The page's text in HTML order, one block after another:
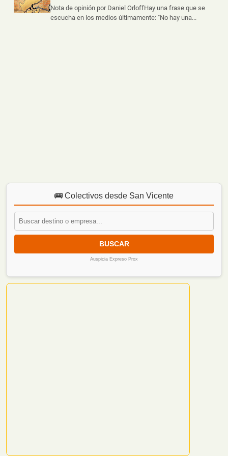
Nota de opinión por Daniel OrloffHay una frase que se
escucha en los medios últimamente: "No hay una...
🚌 Colectivos desde San Vicente
BUSCAR
Auspicia Expreso Prox